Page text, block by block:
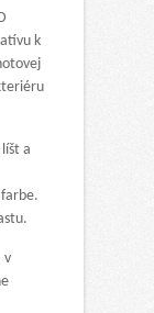
k
a
v